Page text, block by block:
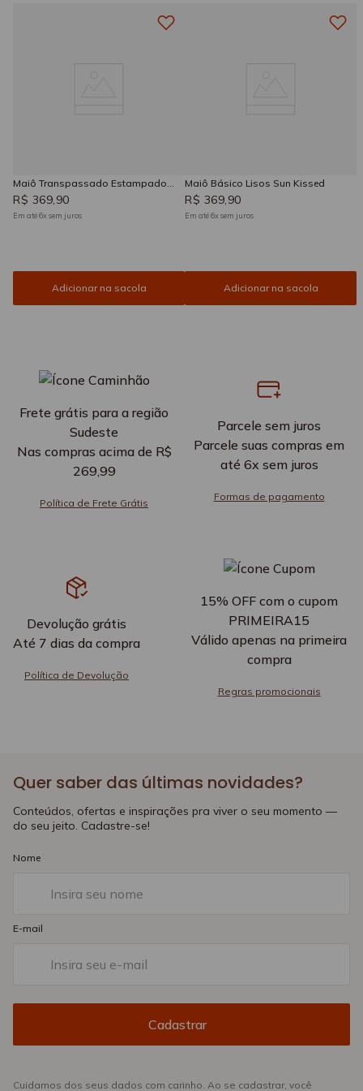
Maiô Transpassado Estampado
Sun Kissed
R$ 369,90
Em até6x sem juros
Adicionar na sacola
Maiô Básico Lisos Sun Kissed
R$ 369,90
Em até6x sem juros
Adicionar na sacola
Frete grátis para a região
Sudeste
Nas compras acima de R$
269,99
Política de Frete Grátis
Parcele sem juros
Parcele suas compras em
até 6x sem juros
Formas de pagamento
Devolução grátis
Até 7 dias da compra
Política de Devolução
15% OFF com o cupom
PRIMEIRA15
Válido apenas na primeira
compra
Regras promocionais
Quer saber das últimas novidades?
Conteúdos, ofertas e inspirações pra viver o seu momento —
do seu jeito. Cadastre-se!
Nome
E-mail
Cuidamos dos seus dados com carinho. Ao se cadastrar, você